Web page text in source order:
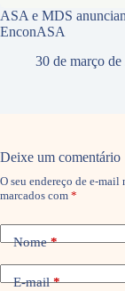
ASA e MDS
EnconASA
30 de março
Deixe um comentário
O seu endereço de e-mail
marcados com *
Nome*
E-mail*